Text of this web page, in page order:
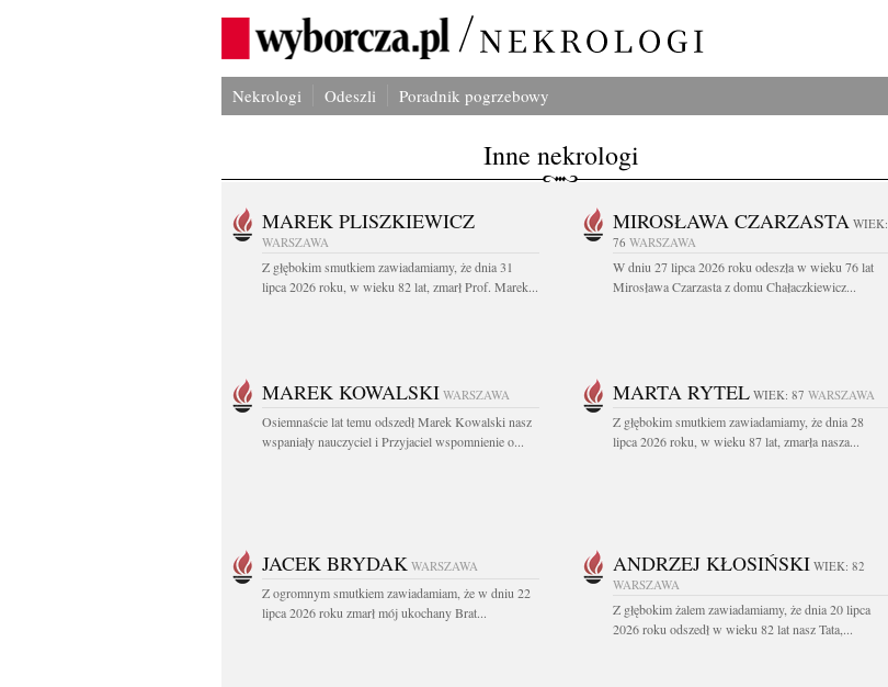
Nekrologi Odeszli Poradnik pogrzebowy
Inne nekrologi
MAREK PLISZKIEWICZ
WARSZAWA
Z głębokim smutkiem zawiadamiamy, że dnia 31
lipca 2026 roku, w wieku 82 lat, zmarł Prof. Marek...
MIROSŁAWA CZARZASTA WIEK:
76 WARSZAWA
W dniu 27 lipca 2026 roku odeszła w wieku 76 lat
Mirosława Czarzasta z domu Chałaczkiewicz...
MAREK KOWALSKI WARSZAWA
Osiemnaście lat temu odszedł Marek Kowalski nasz
wspaniały nauczyciel i Przyjaciel wspomnienie o...
MARTA RYTEL WIEK: 87 WARSZAWA
Z głębokim smutkiem zawiadamiamy, że dnia 28
lipca 2026 roku, w wieku 87 lat, zmarła nasza...
JACEK BRYDAK WARSZAWA
Z ogromnym smutkiem zawiadamiam, że w dniu 22
lipca 2026 roku zmarł mój ukochany Brat...
ANDRZEJ KŁOSIŃSKI WIEK: 82
WARSZAWA
Z głębokim żalem zawiadamiamy, że dnia 20 lipca
2026 roku odszedł w wieku 82 lat nasz Tata,...